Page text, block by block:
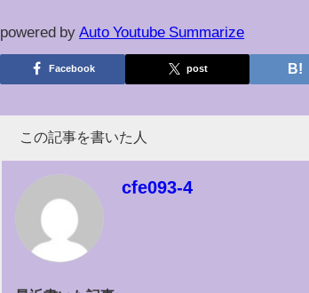
powered by Auto Youtube Summarize
Facebook post
この記事を書いた人
cfe093-4